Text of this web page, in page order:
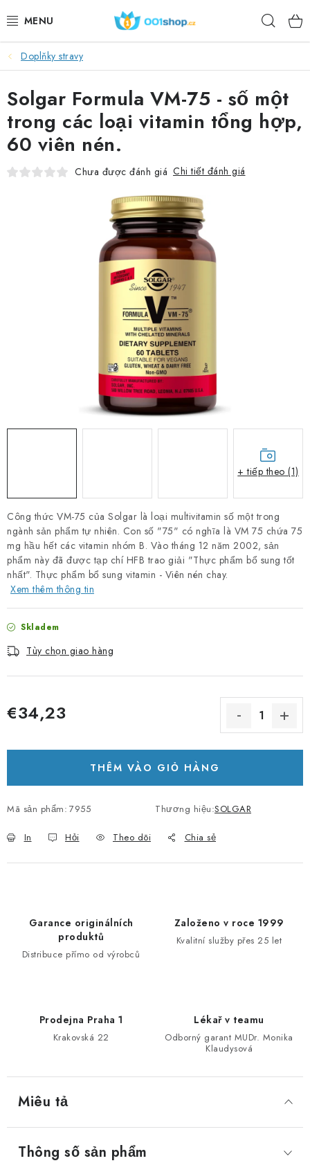
qua
dung
Tìm
kiếm
DOPLŇKY STRAVY
MỸ PHẨM
THỂ THAO
THỰC PHẨM
Obchodní podmínky
Podmínky ochrany osobních údajů
Kontakty
Natural Health Store
Bảng thuật ngữ
Vị trí
Doplňky stravy
Công thức VM-75 của Solgar là loại multivitamin số một trong
ngành sản phẩm tự nhiên. Con số "75" có nghĩa là VM 75 chứa 75
mg hầu hết các vitamin nhóm B. Vào tháng 12 năm 2002, sản
phẩm này đã được tạp chí HFB trao giải "Thực phẩm bổ sung tốt
nhất". Thực phẩm bổ sung vitamin - Viên nén chay.
Xem thêm thông tin
Skladem
Tùy chọn giao hàng
€34,23
THÊM VÀO GIỎ HÀNG
Mã sản phẩm: 7955 Thương hiệu:SOLGAR
In Hỏi Theo dõi Chia sẻ
Solgar Formula VM-75 - số một
trong các loại vitamin tổng hợp,
60 viên nén.
Chưa được đánh giá Chi tiết đánh giá
+ tiếp theo (1)
Garance originálních
produktů
Distribuce přímo od výrobců
Založeno v roce 1999
Kvalitní služby přes 25 let
Prodejna Praha 1
Krakovská 22
Lékař v teamu
Odborný garant MUDr. Monika
Klaudysová
Miêu tả
Thông số sản phẩm